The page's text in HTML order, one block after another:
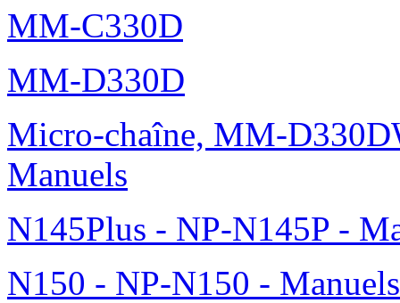
MM-C330D
MM-D330D
Micro-chaîne, MM-
Manuels
N145Plus - NP-N145P -
N150 - NP-N150 - Manuels